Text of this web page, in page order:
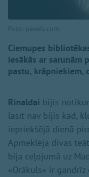
Foto: pexels.com
Ciemupes
iesākās ar sarunām
pastu, krāpniekiem,
Rinaldai bijis
lasīt nav bijis kad,
iepriekšējā dienā
Apmeklēja divas
bija ceļojumā uz
«Orākuls» ir